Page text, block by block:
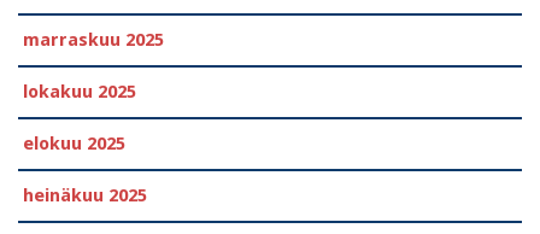
marraskuu 2025
lokakuu 2025
elokuu 2025
heinäkuu 2025